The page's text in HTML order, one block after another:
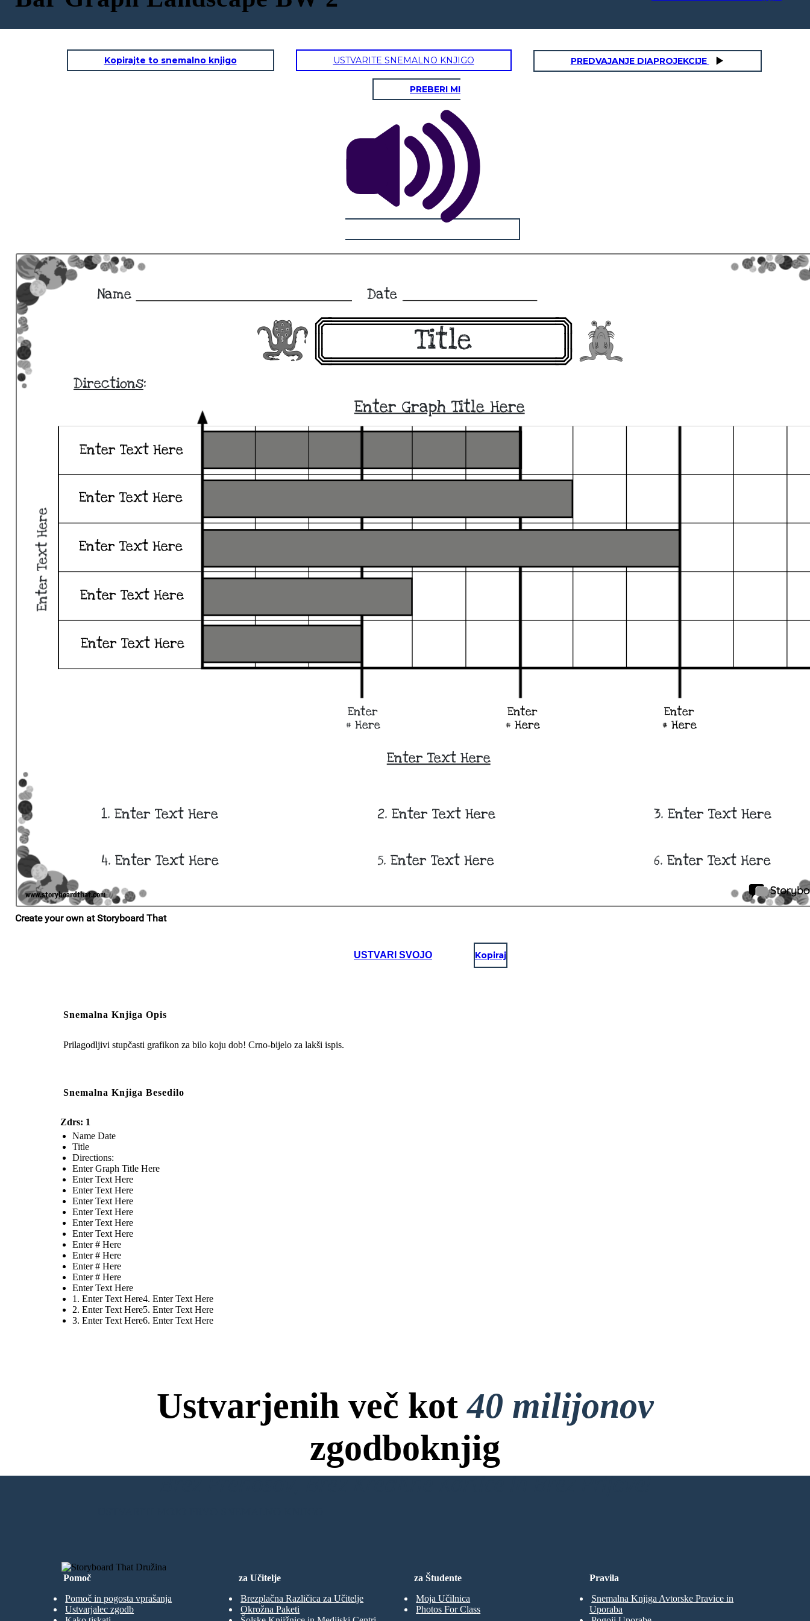
Kopirajte to snemalno knjigo USTVARITE SNEMALNO KNJIGO PREDVAJANJE DIAPROJEKCIJE
PREBERI MI
USTVARI SVOJO Kopiraj
Snemalna Knjiga Opis
Prilagodljivi stupčasti grafikon za bilo koju dob! Crno-bijelo za lakši ispis.
Snemalna Knjiga Besedilo
Zdrs: 1
Name Date
Title
Directions:
Enter Graph Title Here
Enter Text Here
Enter Text Here
Enter Text Here
Enter Text Here
Enter Text Here
Enter Text Here
Enter # Here
Enter # Here
Enter # Here
Enter # Here
Enter Text Here
1. Enter Text Here4. Enter Text Here
2. Enter Text Here5. Enter Text Here
3. Enter Text Here6. Enter Text Here
Ustvarjenih več kot40 milijonov
zgodboknjig
Brez Prenosov, Brez Kreditne Kartice in Brez Prijave!
Pomoč
Pomoč in pogosta vprašanja
Ustvarjalec zgodb
za Študente
Moja Učilnica
Photos For Class
za Učitelje
Brezplačna Različica za Učitelje
Okrožna Paketi
Pravila
Snemalna Knjiga Avtorske Pravice in
Uporaba